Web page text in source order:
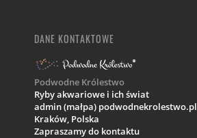
DANE KONTAKTOWE
Podwodne Królestwo
Ryby akwariowe i ich świat
admin (małpa) podwodnekrolestwo.pl
Kraków, Polska
Zapraszamy do kontaktu